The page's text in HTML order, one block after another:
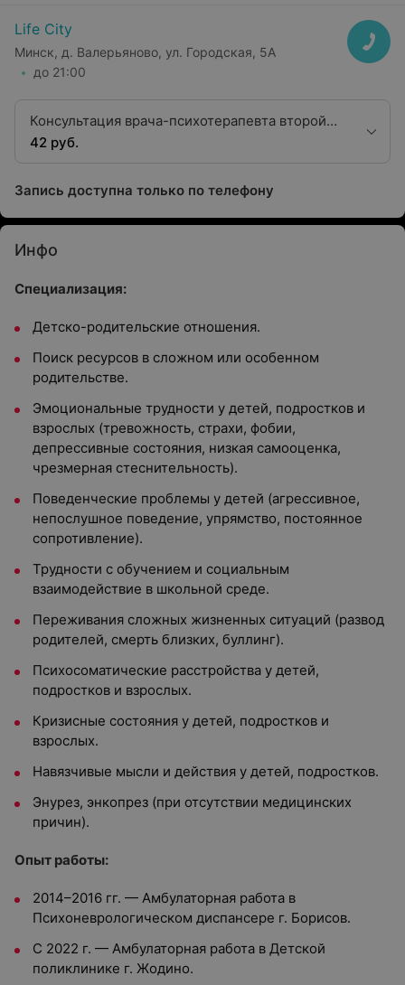
Life City
Минск, д. Валерьяново, ул. Городская, 5А
до 21:00
Консультация врача-психотерапевта второй
квалификационной категории
42 руб.
Запись доступна только по телефону
Инфо
Специализация:
Детско-родительские отношения.
Поиск ресурсов в сложном или особенном
родительстве.
Эмоциональные трудности у детей, подростков и
взрослых (тревожность, страхи, фобии,
депрессивные состояния, низкая самооценка,
чрезмерная стеснительность).
Поведенческие проблемы у детей (агрессивное,
непослушное поведение, упрямство, постоянное
сопротивление).
Трудности с обучением и социальным
взаимодействие в школьной среде.
Переживания сложных жизненных ситуаций (развод
родителей, смерть близких, буллинг).
Психосоматические расстройства у детей,
подростков и взрослых.
Кризисные состояния у детей, подростков и
взрослых.
Навязчивые мысли и действия у детей, подростков.
Энурез, энкопрез (при отсутствии медицинских
причин).
Опыт работы:
2014–2016 гг. — Амбулаторная работа в
Психоневрологическом диспансере г. Борисов.
С 2022 г. — Амбулаторная работа в Детской
поликлинике г. Жодино.